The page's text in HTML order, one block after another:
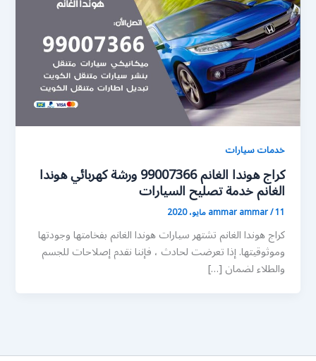
خدمات سيارات
كراج هوندا الغانم 99007366 ورشة كهربائي هوندا
الغانم خدمة تصليح السيارات
ammar ammar/11 مايو، 2020
كراج هوندا الغانم تشتهر سيارات هوندا الغانم بفخامتها وجودتها
وموثوقيتها. إذا تعرضت لحادث ، فإننا نقدم إصلاحات للجسم
والطلاء لضمان […]